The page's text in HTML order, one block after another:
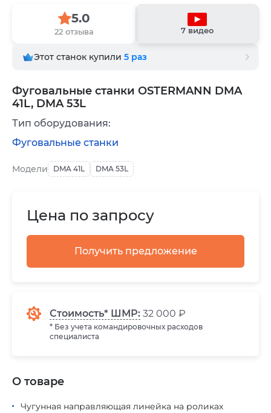
Фуговальные станки OSTERMANN DMA
41L, DMA 53L
5.0
22 отзыва 7 видео
Этот станок купили 5 раз
Цена по запросу
Получить предложение
Стоимость* ШМР: 32 000 ₽
* Без учета командировочных расходов
специалиста
Модели DMA 41L DMA 53L
Тип оборудования:
Фуговальные станки
Чугунная направляющая линейка на роликах
О товаре